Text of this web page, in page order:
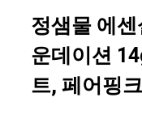
정샘물 에
운데이션
트, 페어핑